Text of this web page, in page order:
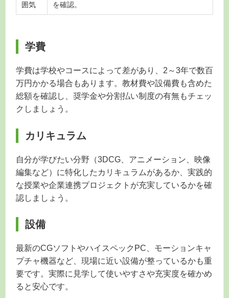
囲気
を確認。
学費
学費は学校やコースによって差があり、2～3年で数百
万円かかる場合もあります。教材費や設備費も含めた
総額を確認し、奨学金や分割払い制度の有無もチェッ
クしましょう。
カリキュラム
自分が学びたい分野（3DCG、アニメーション、映像
編集など）に特化したカリキュラムがあるか、実践的
な授業や企業連携プロジェクトが充実しているかを確
認しましょう。
設備
最新のCGソフトやハイスペックPC、モーションキャ
プチャ機器など、現場に近い設備が整っているかも重
要です。実際に見学して使いやすさや充実度を確かめ
ると安心です。